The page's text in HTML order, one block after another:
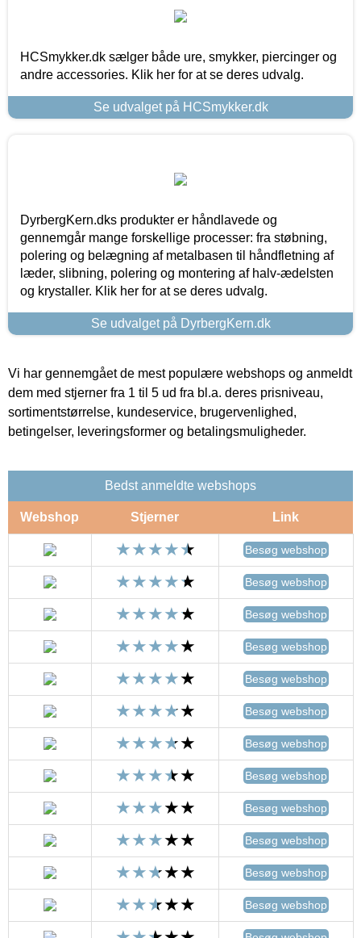
HCSmykker.dk sælger både ure, smykker, piercinger og
andre accessories. Klik her for at se deres udvalg.
Se udvalget på HCSmykker.dk
DyrbergKern.dks produkter er håndlavede og
gennemgår mange forskellige processer: fra støbning,
polering og belægning af metalbasen til håndfletning af
læder, slibning, polering og montering af halv-ædelsten
og krystaller. Klik her for at se deres udvalg.
Se udvalget på DyrbergKern.dk
Vi har gennemgået de mest populære webshops og anmeldt
dem med stjerner fra 1 til 5 ud fra bl.a. deres prisniveau,
sortimentstørrelse, kundeservice, brugervenlighed,
betingelser, leveringsformer og betalingsmuligheder.
Bedst anmeldte webshops
Webshop Stjerner Link
Besøg webshop
Besøg webshop
Besøg webshop
Besøg webshop
Besøg webshop
Besøg webshop
Besøg webshop
Besøg webshop
Besøg webshop
Besøg webshop
Besøg webshop
Besøg webshop